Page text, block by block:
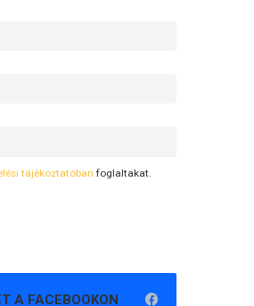
tájékoztatóban foglaltakat.
A FACEBOOKON